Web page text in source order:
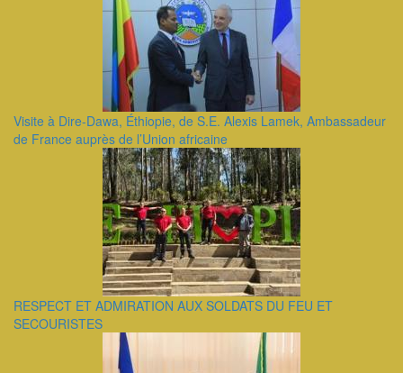
Visite à Dire-Dawa, Éthiopie, de S.E. Alexis Lamek, Ambassadeur
de France auprès de l’Union africaine
RESPECT ET ADMIRATION AUX SOLDATS DU FEU ET
SECOURISTES